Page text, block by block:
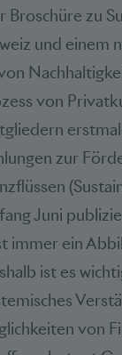
Broschüre zu
und einem
von
zur
Juni
immer ein
ist es
von